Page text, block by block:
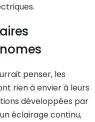
penser, les
rien à envier à leurs
développées par
éclairage continu,